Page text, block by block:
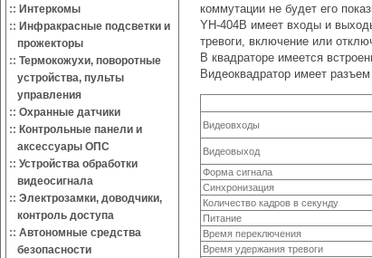
:: Интеркомы
:: Инфракрасные подсветки и
прожекторы
:: Термокожухи, поворотные
устройства, пульты
управления
:: Охранные датчики
:: Контрольные панели и
аксессуары ОПС
:: Устройства обработки
видеосигнала
:: Электрозамки, доводчики,
контроль доступа
:: Автономные средства
безопасности
коммутации не будет его
YH-404B имеет входы и
тревоги, включение или
В квадраторе имеется
Видеоквадратор имеет
Видеовходы
Видеовыход
Форма сигнала
Синхронизация
Количество кадров в секунду
Питание
Время переключения
Время удержания тревоги